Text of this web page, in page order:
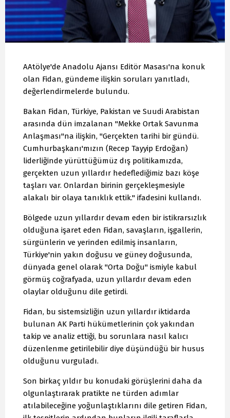
AAtölye'de Anadolu Ajansı Editör Masası'na konuk
olan Fidan, gündeme ilişkin soruları yanıtladı,
değerlendirmelerde bulundu.
Bakan Fidan, Türkiye, Pakistan ve Suudi Arabistan
arasında dün imzalanan "Mekke Ortak Savunma
Anlaşması"na ilişkin, "Gerçekten tarihi bir gündü.
Cumhurbaşkanı'mızın (Recep Tayyip Erdoğan)
liderliğinde yürüttüğümüz dış politikamızda,
gerçekten uzun yıllardır hedeflediğimiz bazı köşe
taşları var. Onlardan birinin gerçekleşmesiyle
alakalı bir olaya tanıklık ettik." ifadesini kullandı.
Bölgede uzun yıllardır devam eden bir istikrarsızlık
olduğuna işaret eden Fidan, savaşların, işgallerin,
sürgünlerin ve yerinden edilmiş insanların,
Türkiye'nin yakın doğusu ve güney doğusunda,
dünyada genel olarak "Orta Doğu" ismiyle kabul
görmüş coğrafyada, uzun yıllardır devam eden
olaylar olduğunu dile getirdi.
Fidan, bu sistemsizliğin uzun yıllardır iktidarda
bulunan AK Parti hükümetlerinin çok yakından
takip ve analiz ettiği, bu sorunlara nasıl kalıcı
düzenlenme getirilebilir diye düşündüğü bir husus
olduğunu vurguladı.
Son birkaç yıldır bu konudaki görüşlerini daha da
olgunlaştırarak pratikte ne türden adımlar
atılabileceğine yoğunlaştıklarını dile getiren Fidan,